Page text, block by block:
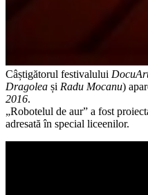
Câștigătorul festivalului
Dragolea și Radu Mocanu)
2016.
„Robotelul de aur” a fost
adresată în special liceenilor.